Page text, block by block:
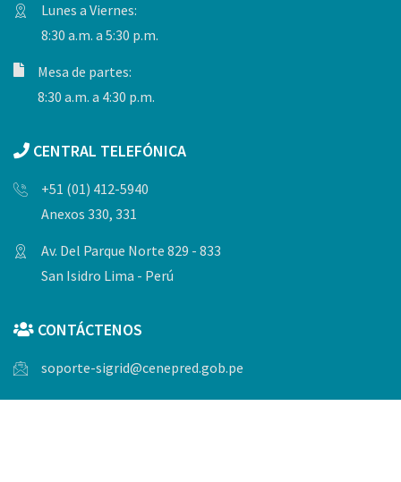
Lunes a Viernes:
8:30 a.m. a 5:30 p.m.
Mesa de partes:
8:30 a.m. a 4:30 p.m.
CENTRAL TELEFÓNICA
+51 (01) 412-5940
Anexos 330, 331
Av. Del Parque Norte 829 - 833
San Isidro Lima - Perú
CONTÁCTENOS
soporte-sigrid@cenepred.gob.pe